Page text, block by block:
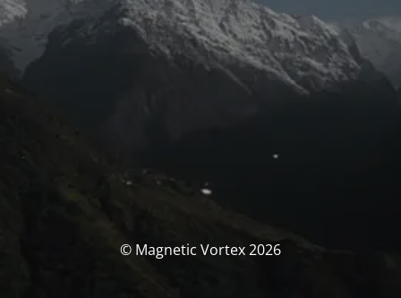
© Magnetic Vortex 2026